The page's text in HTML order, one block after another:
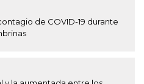
de COVID-19 durante